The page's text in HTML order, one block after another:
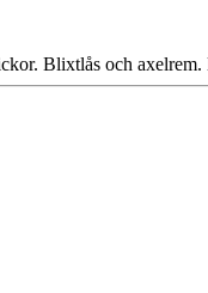
Blixtlås och